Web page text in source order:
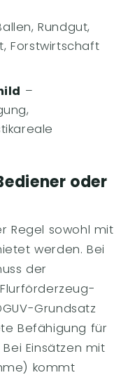
Rundgut,
Forstwirtschaft
–
oder
Regel sowohl mit
werden. Bei
der
Grundsatz
Befähigung für
Einsätzen mit
kommt